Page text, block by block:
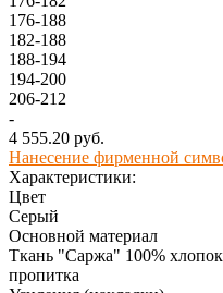
176-188
182-188
188-194
194-200
206-212
-
4 555.20 руб.
Нанесение фирменной
Характеристики:
Цвет
Серый
Основной материал
Ткань "Саржа" 100%
пропитка